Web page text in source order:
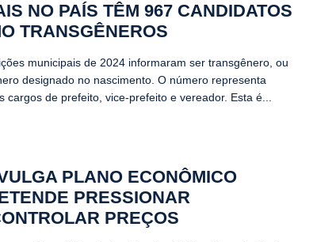
NO PAÍS TÊM 967 CANDIDATOS
TRANSGÊNEROS
municipais de 2024 informaram ser transgênero, ou
designado no nascimento. O número representa
de prefeito, vice-prefeito e vereador. Esta é...
PLANO ECONÔMICO
PRESSIONAR
PREÇOS